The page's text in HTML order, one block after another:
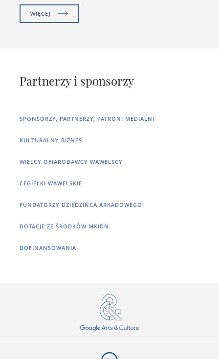
WIĘCEJ
Partnerzy i sponsorzy
SPONSORZY, PARTNERZY, PATRONI MEDIALNI
KULTURALNY BIZNES
WIELCY OFIARODAWCY WAWELSCY
CEGIEŁKI WAWELSKIE
FUNDATORZY DZIEDZIŃCA ARKADOWEGO
DOTACJE ZE ŚRODKÓW MKIDN
DOFINANSOWANIA